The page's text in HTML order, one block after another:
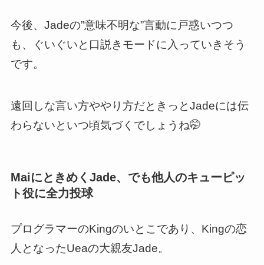
今後、Jadeの”意味不明な”言動に戸惑いつつ
も、ぐいぐいと口説きモードに入っていきそう
です。
遠回しな言い方ややり方だときっとJadeには伝
わらないといつ頃気づくでしょうね🤭
MaiにときめくJade、でも他人のキューピッ
ト役に全力投球
プログラマーのKingのいとこであり、Kingの恋
人となったUeaの大親友Jade。